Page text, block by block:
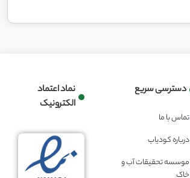
دسترسی سریع
تماس با ما
درباره کودیاب
موسسه تحقیقات آب و
خاک
نماد اعتماد
الکترونیک